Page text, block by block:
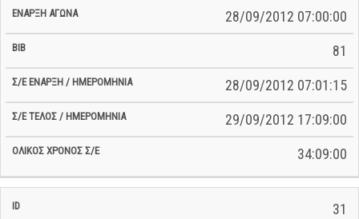
28/09/2012 07:00:00
81
28/09/2012 07:01:15
29/09/2012 17:09:00
34:09:00
31